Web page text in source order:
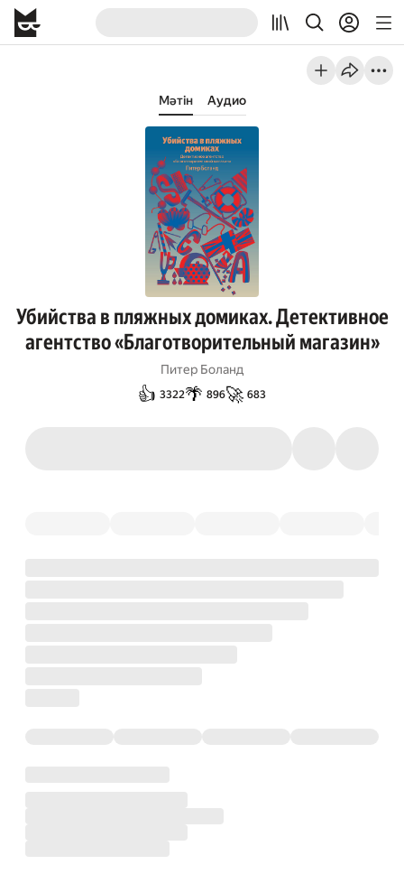
Мәтін Аудио
Убийства в пляжных домиках. Детективное
агентство «Благотворительный магазин»
Питер Боланд
👍 3322🌴 896🚀 683